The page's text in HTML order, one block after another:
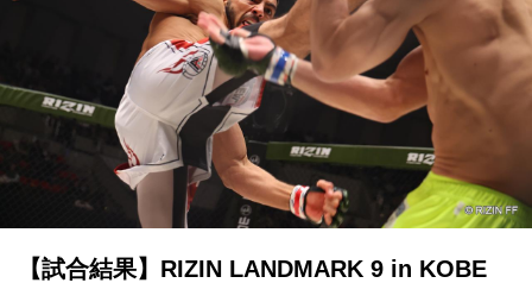
【試合結果】RIZIN LANDMARK 9 in KOBE